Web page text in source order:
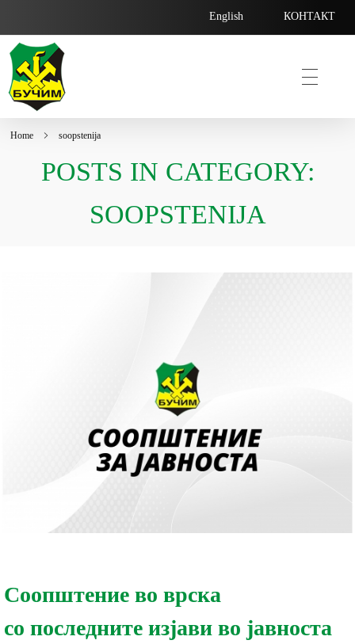
English КОНТАКТ
Home soopstenija
POSTS IN CATEGORY:
SOOPSTENIJA
Соопштение во врска
со последните изјави во јавноста